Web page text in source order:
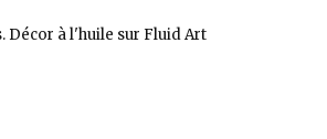
Décor à l'huile sur Fluid Art